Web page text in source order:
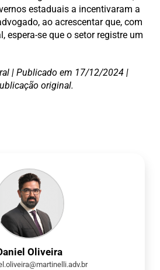
estaduais a incentivaram a
ao acrescentar que, com
espera-se que o setor registre um
| Publicado em 17/12/2024 |
original.
Oliveira